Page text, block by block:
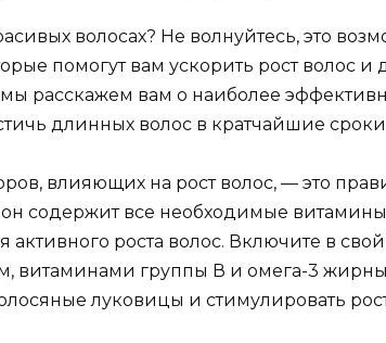
волосах? Не волнуйтесь, это
помогут вам ускорить рост волос и
мы расскажем вам о наиболее
длинных волос в кратчайшие
влияющих на рост волос, — это
содержит все необходимые
роста волос. Включите в
витаминами группы В и омега-3
луковицы и стимулировать